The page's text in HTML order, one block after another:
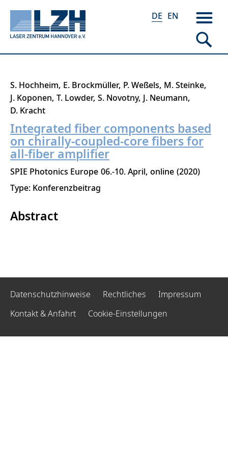
Direkt
zum
Inhalt
DE EN
S. Hochheim E. Brockmüller P. Weßels M. Steinke
J. Koponen T. Lowder S. Novotny J. Neumann
D. Kracht
Integrated fiber components based
on chirally-coupled-core fibers for
all-fiber amplifier
SPIE Photonics Europe 06.-10. April online 2020
Type: Konferenzbeitrag
Abstract
Datenschutzhinweise Rechtliches
Impressum
Kontakt & Anfahrt
Cookie-Einstellungen